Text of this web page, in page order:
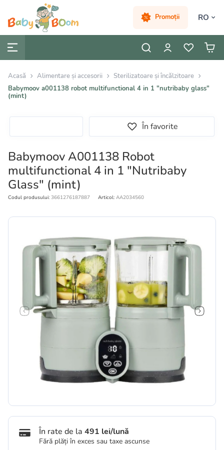
Promoții RO
Acasă Alimentare și accesorii
Sterilizatoare și încălzitoare
Babymoov a001138 robot multifunctional 4 in 1 "nutribaby glass"
(mint)
În favorite
Babymoov A001138 Robot
multifunctional 4 in 1 "Nutribaby
Glass" (mint)
Codul produsului: 3661276187887 Articol: AA2034560
În rate de la 491 lei/lună
Fără plăți în exces sau taxe ascunse